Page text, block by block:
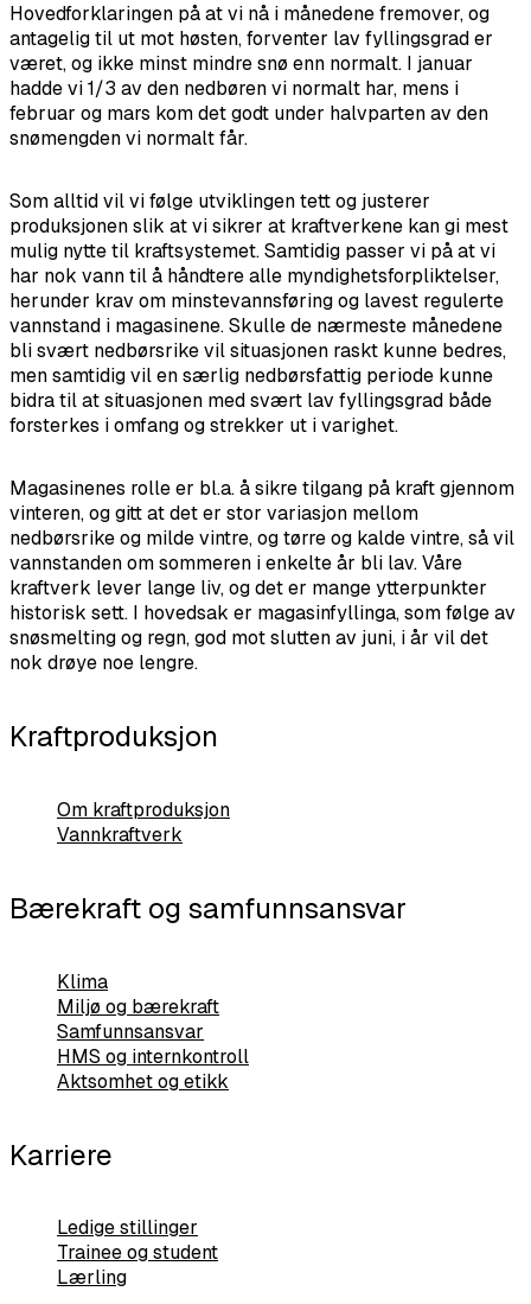
Hovedforklaringen på at vi nå i månedene fremover, og
antagelig til ut mot høsten, forventer lav fyllingsgrad er
været, og ikke minst mindre snø enn normalt. I januar
hadde vi 1/3 av den nedbøren vi normalt har, mens i
februar og mars kom det godt under halvparten av den
snømengden vi normalt får.
Som alltid vil vi følge utviklingen tett og justerer
produksjonen slik at vi sikrer at kraftverkene kan gi mest
mulig nytte til kraftsystemet. Samtidig passer vi på at vi
har nok vann til å håndtere alle myndighetsforpliktelser,
herunder krav om minstevannsføring og lavest regulerte
vannstand i magasinene. Skulle de nærmeste månedene
bli svært nedbørsrike vil situasjonen raskt kunne bedres,
men samtidig vil en særlig nedbørsfattig periode kunne
bidra til at situasjonen med svært lav fyllingsgrad både
forsterkes i omfang og strekker ut i varighet.
Magasinenes rolle er bl.a. å sikre tilgang på kraft gjennom
vinteren, og gitt at det er stor variasjon mellom
nedbørsrike og milde vintre, og tørre og kalde vintre, så vil
vannstanden om sommeren i enkelte år bli lav. Våre
kraftverk lever lange liv, og det er mange ytterpunkter
historisk sett. I hovedsak er magasinfyllinga, som følge av
snøsmelting og regn, god mot slutten av juni, i år vil det
nok drøye noe lengre.
Kraftproduksjon
Om kraftproduksjon
Vannkraftverk
Bærekraft og samfunnsansvar
Klima
Miljø og bærekraft
Samfunnsansvar
HMS og internkontroll
Aktsomhet og etikk
Karriere
Ledige stillinger
Trainee og student
Lærling